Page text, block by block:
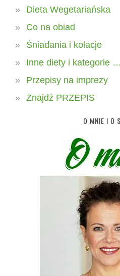
Dieta Wegetariańska
Co na obiad
Śniadania i kolacje
Inne diety i kategorie …
Przepisy na imprezy
Znajdź PRZEPIS
O MNIE I O